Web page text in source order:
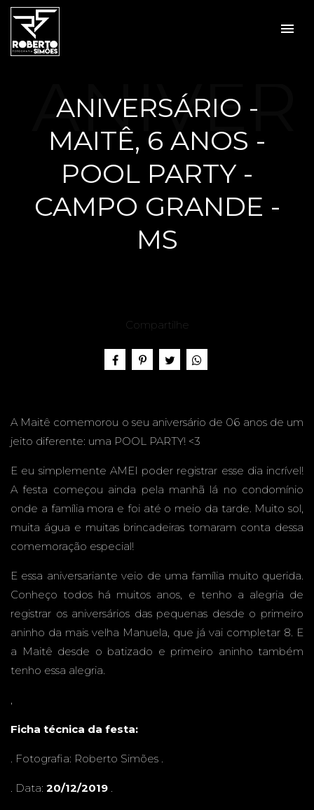
menu
ANIVERSÁRIO -
MAITÊ, 6 ANOS -
POOL PARTY -
CAMPO GRANDE -
MS
ANIVER
SÁRIO -
MAITÊ,
6 ANOS
- POOL
PARTY -
CAMPO
GRAND
E - MS
Compartilhe
A Maitê comemorou o seu aniversário de 06 anos de um
jeito diferente: uma POOL PARTY! <3
E eu simplemente AMEI poder registrar esse dia incrível!
A festa começou ainda pela manhã lá no condomínio
onde a família mora e foi até o meio da tarde. Muito sol,
muita água e muitas brincadeiras tomaram conta dessa
comemoração especial!
E essa aniversariante veio de uma família muito querida.
Conheço todos há muitos anos, e tenho a alegria de
registrar os aniversários das pequenas desde o primeiro
aninho da mais velha Manuela, que já vai completar 8. E
a Maitê desde o batizado e primeiro aninho também
tenho essa alegria.
,
Ficha técnica da festa:
. Fotografia: Roberto Simões .
. Data: 20/12/2019 .